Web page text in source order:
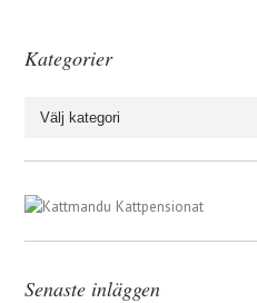
Kategorier
Senaste inläggen